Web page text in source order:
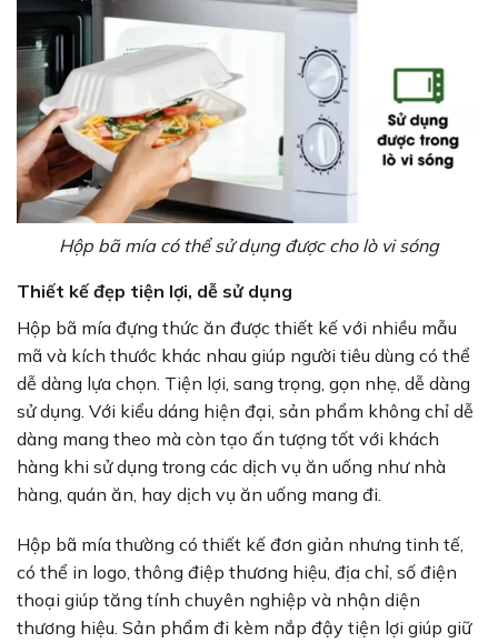
Hộp bã mía có thể sử dụng được cho lò vi sóng
Thiết kế đẹp tiện lợi, dễ sử dụng
Hộp bã mía đựng thức ăn được thiết kế với nhiều mẫu
mã và kích thước khác nhau giúp người tiêu dùng có thể
dễ dàng lựa chọn. Tiện lợi, sang trọng, gọn nhẹ, dễ dàng
sử dụng. Với kiểu dáng hiện đại, sản phẩm không chỉ dễ
dàng mang theo mà còn tạo ấn tượng tốt với khách
hàng khi sử dụng trong các dịch vụ ăn uống như nhà
hàng, quán ăn, hay dịch vụ ăn uống mang đi.
Hộp bã mía thường có thiết kế đơn giản nhưng tinh tế,
có thể in logo, thông điệp thương hiệu, địa chỉ, số điện
thoại giúp tăng tính chuyên nghiệp và nhận diện
thương hiệu. Sản phẩm đi kèm nắp đậy tiện lợi giúp giữ